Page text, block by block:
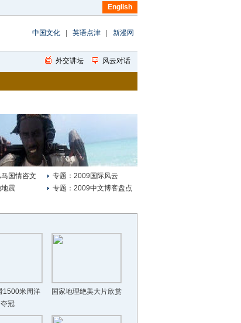
中国文化 英语点津 新漫网
国情咨文
震
专题：2009国际风云
专题：2009中文博客盘点
1500米周洋
夺冠
国家地理绝美大片欣赏